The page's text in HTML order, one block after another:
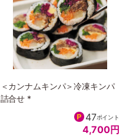
＜カンナムキンパ＞冷凍キンパ
詰合せ *
47ポイント
4,700円